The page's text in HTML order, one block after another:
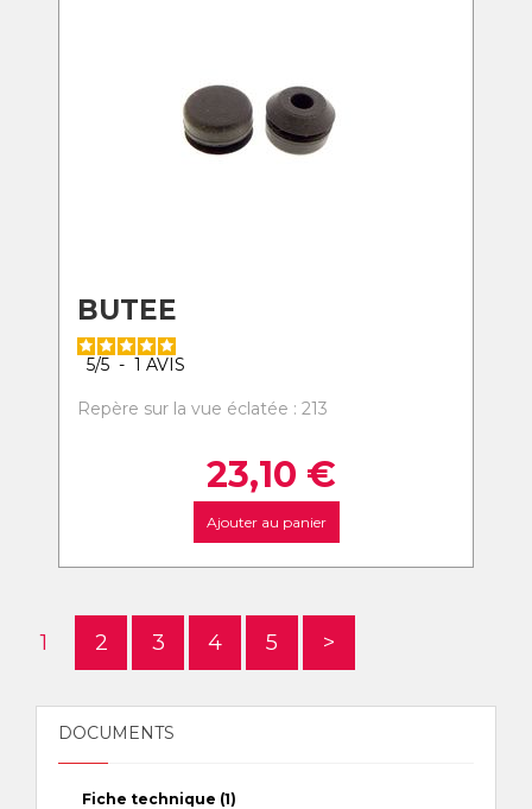
BUTEE
5/5 - 1 AVIS
Repère sur la vue éclatée : 213
23,10 €
Ajouter au panier
1 2 3 4 5 >
DOCUMENTS
Fiche technique (1)